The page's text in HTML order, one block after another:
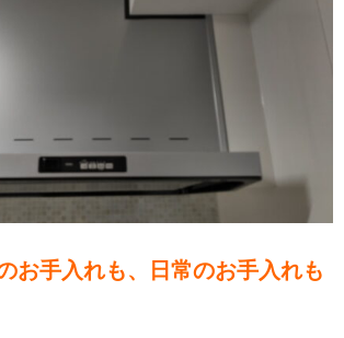
お手入れも、日常のお手入れも